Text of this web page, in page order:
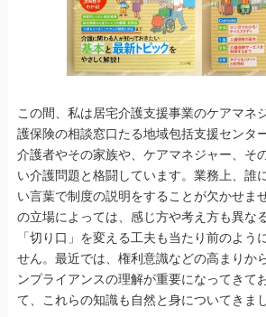
この間、私は居宅介護支援事業のケアマネ
護保険の相談窓口たる地域包括支援センタ
介護者やその家族や、ケアマネジャー、そ
い介護問題と格闘しています。業務上、誰
い言葉で制度の説明をすることが欠かせま
の立場によっては、感じ方や考え方も異な
「切り口」を変える工夫も当たり前のよう
せん。最近では、権利意識などの高まりか
ンプライアンスの理解が重要になってきて
て、これらの知識も自然と身についてきまし